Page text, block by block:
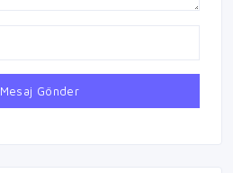
Mesaj Gönder